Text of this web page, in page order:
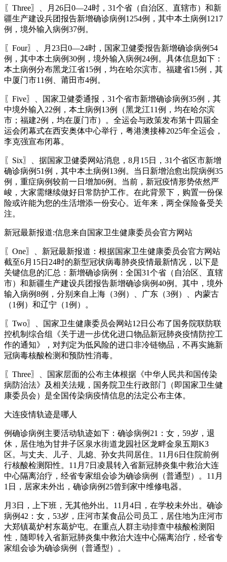
〖Three〗、月26日0—24时，31个省（自治区、直辖市）和新
疆生产建设兵团报告新增确诊病例1254例，其中本土病例1217
例，境外输入病例37例。
〖Four〗、月23日0—24时，国家卫健委报告新增确诊病例54
例，其中本土病例30例，境外输入病例24例。具体信息如下：
本土病例分布黑龙江省15例，均在哈尔滨市。福建省15例，其
中厦门市11例、莆田市4例。
〖Five〗、国家卫健委通报，31个省市新增确诊病例35例，其
中境外输入22例，本土病例13例（黑龙江11例，均在哈尔滨
市；福建2例，均在厦门市）。全运会与政策发布第十四届全
运会闭幕式在西安奥体中心举行，粤港澳接棒2025年全运会，
李克强宣布闭幕。
〖Six〗、据国家卫健委网站消息，8月15日，31个省区市新增
确诊病例51例，其中本土病例13例。当日新增治愈出院病例35
例，重症病例较前一日增加6例。当前，新冠疫情形势依然严
峻，大家需继续做好日常防护工作。在此背景下，购置一份保
险或许能为您的生活增添一份安心。近年来，两全保险备受关
注。
新冠最新报道:信息来自国家卫生健康委员会官方网站
〖One〗、新冠最新报道：根据国家卫生健康委员会官方网站
截至6月15日24时的新型冠状病毒肺炎疫情最新情况，以下是
关键信息的汇总：新增确诊病例：全国31个省（自治区、直辖
市）和新疆生产建设兵团报告新增确诊病例40例。其中，境外
输入病例8例，分别来自上海（3例）、广东（3例）、内蒙古
（1例）和辽宁（1例）。
〖Two〗、国家卫生健康委员会网站12日公布了国务院联防联
控机制综合组《关于进一步优化进口物品新冠肺炎疫情防控工
作的通知》，对判定为低风险的进口非冷链物品，不再实施新
冠病毒核酸检测和预防性消毒。
〖Three〗、国家层面的公布主体根据《中华人民共和国传染
病防治法》及相关法规，国务院卫生行政部门（即国家卫生健
康委员会）是全国传染病疫情信息的法定公布主体。
大连疫情轨迹是哪人
例确诊病例主要活动轨迹如下：确诊病例21：女，59岁，退
休，居住地为甘井子区泉水街道龙园社区龙畔金泉五期K3
区。与丈夫、儿子、儿媳、孙女共同居住。11月6日住院前例
行核酸检测阳性。11月7日凌晨转入省新冠肺炎集中救治大连
中心隔离治疗，经省专家组会诊为确诊病例（普通型）。11月
1日，居家未外出，确诊病例25曾到家中维修电器。
月3日，上下班，无其他外出。11月4日，在学校未外出。确诊
病例42：女，53岁，庄河市某食品公司员工，居住地为庄河市
大郑镇葛炉村东葛炉屯。在重点人群主动排查中核酸检测阳
性，随即转入省新冠肺炎集中救治大连中心隔离治疗，经省专
家组会诊为确诊病例（普通型）。